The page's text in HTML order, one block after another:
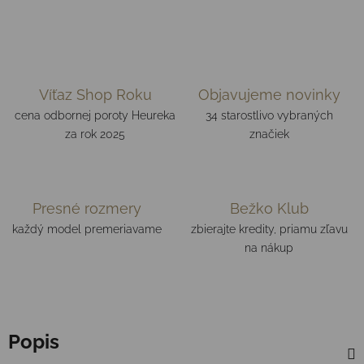
Víťaz Shop Roku
cena odbornej poroty Heureka
za rok 2025
Objavujeme novinky
34 starostlivo vybraných
značiek
Presné rozmery
každý model premeriavame
Bežko Klub
zbierajte kredity, priamu zľavu
na nákup
Popis